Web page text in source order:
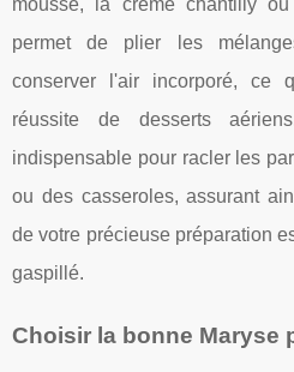
permet de plier les
conserver l'air incorporé, ce
réussite de desserts
indispensable pour racler les
ou des casseroles, assurant
de votre précieuse préparation
gaspillé.
Choisir la bonne Maryse